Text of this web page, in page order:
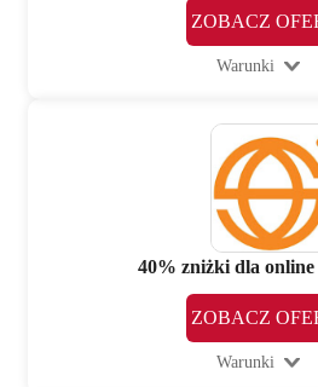
ZOBACZ
Warunki
40% zniżki dla online
ZOBACZ
Warunki